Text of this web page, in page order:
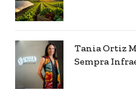
Tania Ortiz
Sempra